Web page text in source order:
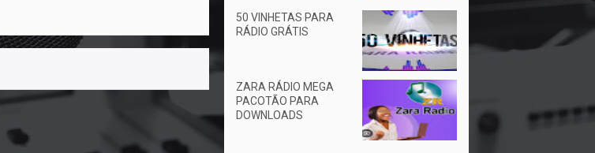
50 VINHETAS PARA
RÁDIO GRÁTIS
ZARA RÁDIO MEGA
PACOTÃO PARA
DOWNLOADS